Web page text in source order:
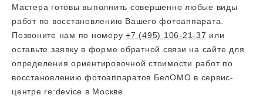
Мастера готовы выполнить совершенно любые виды
работ по восстановлению Вашего фотоаппарата.
Позвоните нам по номеру +7 (495) 106-21-37 или
оставьте заявку в форме обратной связи на сайте для
определения ориентировочной стоимости работ по
восстановлению фотоаппаратов БелОМО в сервис-
центре re:device в Москве.